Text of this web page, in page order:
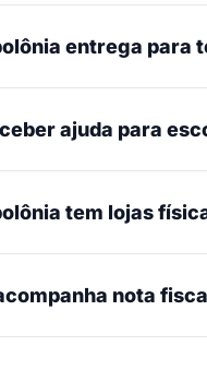
entrega para
ajuda para
tem lojas
nota